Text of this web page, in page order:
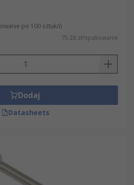
po 100 sztuk/i)
75,28 zł/opakowanie
Dodaj
Datasheets